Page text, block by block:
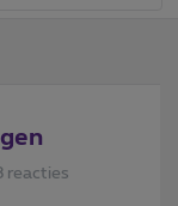
reacties